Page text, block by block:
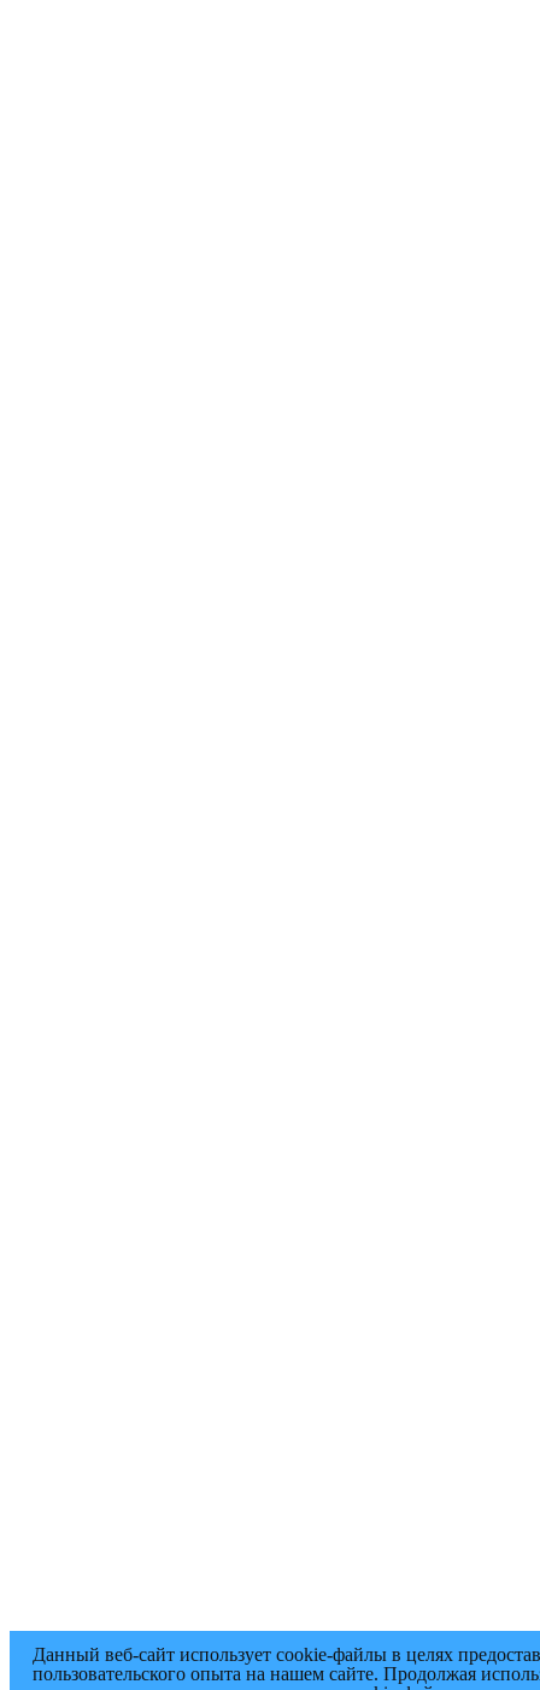
Данный веб-сайт использует cookie-файлы в целях
пользовательского опыта на нашем сайте. Продолжая